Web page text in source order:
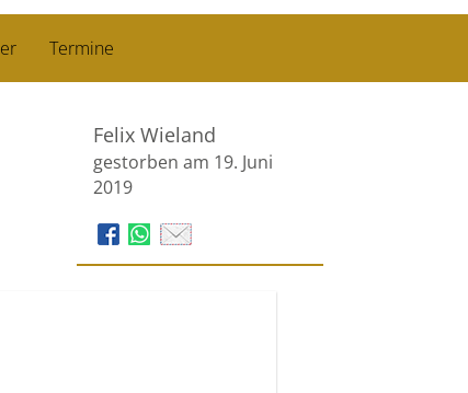
Termine
Felix Wieland
gestorben am 19. Juni
2019